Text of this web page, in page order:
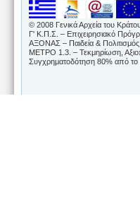
© 2008 Γενικά Αρχεία του
Γ' Κ.Π.Σ. – Επιχειρησιακό
ΑΞΟΝΑΣ – Παιδεία & Πολιτισμός
ΜΕΤΡΟ 1.3. – Τεκμηρίωση,
Συγχρηματοδότηση 80% από το